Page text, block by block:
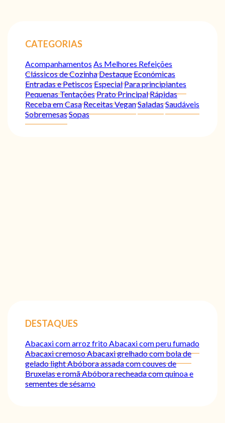
CATEGORIAS
Acompanhamentos As Melhores Refeições
Clássicos de CozinhaDestaqueEconómicas
Entradas e PetiscosEspecialPara principiantes
Pequenas TentaçõesPrato PrincipalRápidas
Receba em CasaReceitas VeganSaladasSaudáveis
SobremesasSopas
DESTAQUES
Abacaxi com arroz frito Abacaxi com peru fumado
Abacaxi cremosoAbacaxi grelhado com bola de
gelado lightAbóbora assada com couves de
Bruxelas e romãAbóbora recheada com quinoa e
sementes de sésamo